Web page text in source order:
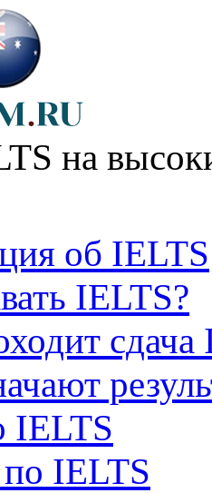
на
об IELTS
IELTS?
сдача
IELTS
IELTS